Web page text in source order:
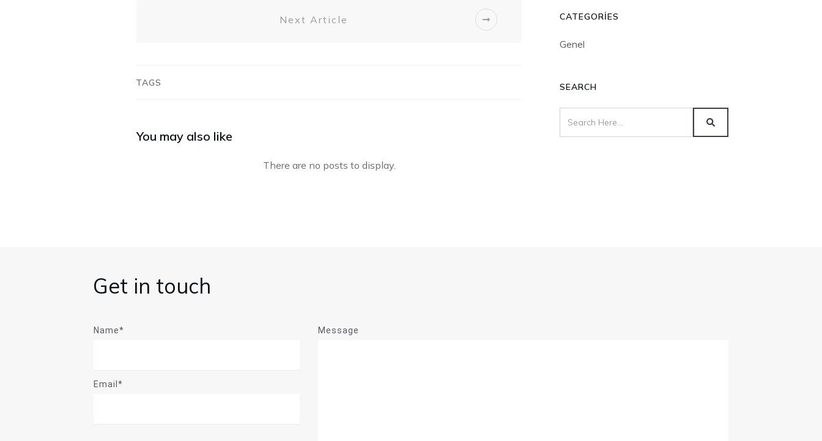
Next Article
TAGS
You may also like
CATEGORIES
Genel
SEARCH
Get in touch
Name*
Email*
Message